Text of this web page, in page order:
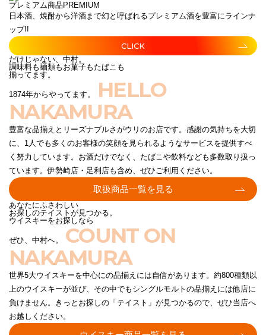
プレミアム商品 PREMIUM
日本酒、焼酎から洋酒まで幻と呼ばれるプレミアム酒を豊富にラインナ
ップ!!
CLICK
だけじゃない、中村。
調味料も麺類もお菓子もたばこも
揃ってます。
1874年からやってます。
HELLO
NAKAMURA
豊富な品揃えとリーズナブルさがウリのお店です。感謝の気持ちを大切
に、1人でも多くのお客様の笑顔を見られるようなサービスを提供すべ
く努力しています。お酒だけでなく、たばこや飲料なども多数取り扱っ
ています。伊勢崎店・足利店も含め、ぜひご利用ください。
取扱商品一覧を見る
あなたにふさわしい
お探しのテイストが見つかる。
ウイスキーをお探しなら
ぜひ、中村へ。 COUNT ON
NAKAMURA
世界5大ウイスキーを中心にの品揃えには自信があります。約800種類以
上のウイスキーが並び、その中でもシングルモルトの品揃えには他店に
負けません。きっとお探しの「テイスト」が見つかるので、ぜひ当店へ
お越しください。